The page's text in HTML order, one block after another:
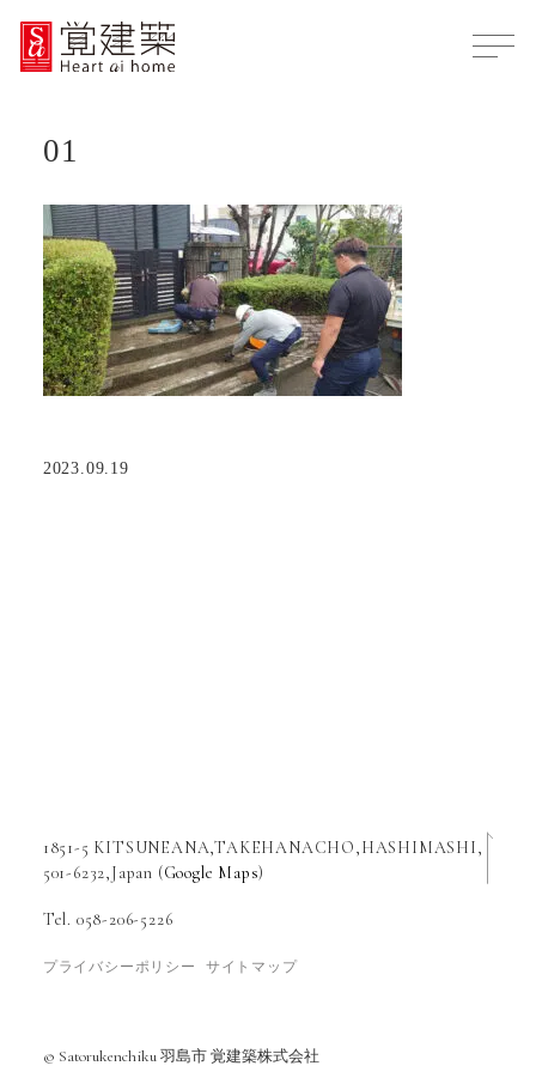
01
2023.09.19
1851-5 KITSUNEANA,TAKEHANACHO,HASHIMASHI,
501-6232,Japan (Google Maps)
Tel. 058-206-5226
プライバシーポリシー サイトマップ
© Satorukenchiku 羽島市 覚建築株式会社